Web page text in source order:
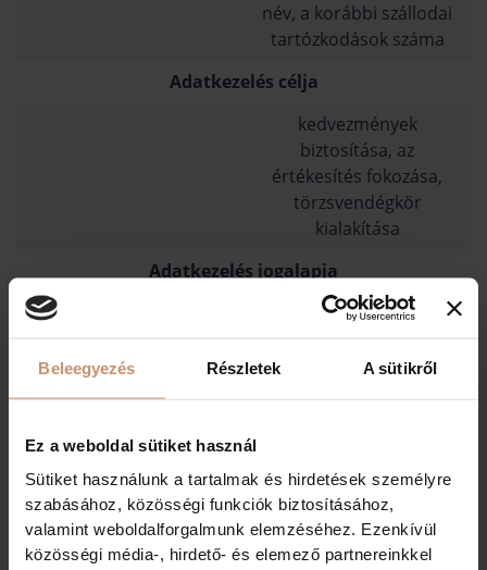
Beleegyezés Részletek A sütikről
Ez a weboldal sütiket használ
Sütiket használunk a tartalmak és hirdetések személyre
szabásához, közösségi funkciók biztosításához,
valamint weboldalforgalmunk elemzéséhez. Ezenkívül
közösségi média-, hirdető- és elemező partnereinkkel
név, a korábbi szállodai
tartózkodások száma
Adatkezelés célja
kedvezmények
biztosítása, az
értékesítés fokozása,
törzsvendégkör
kialakítása
Adatkezelés jogalapja
az érintett
hozzájárulása /GDPR 6.
cikk (1) bekezdés a)
Adatok forrása
az érintettől, saját
nyilvántartásokból
Adatok törlésének határideje